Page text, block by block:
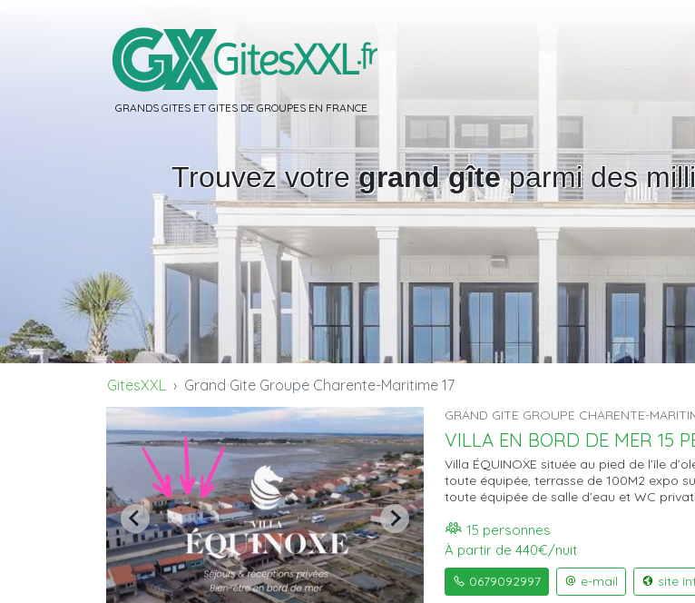
GRANDS GITES ET GITES DE GROUPES EN FRANCE
Trouvez votregrand gîteparmi des
GitesXXL Grand Gite Groupe Charente-Maritime 17
GRAND GITE GROUPE CHARENTE-
VILLA EN BORD DE MER 15
Villa ÉQUINOXE située au pied de l’île
toute équipée, terrasse de 100M2 expo
toute équipée de salle d’eau et WC
15 personnes
À partir de 440€/nuit
0679092997 e-mail site